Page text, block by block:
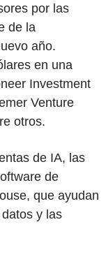
por las
de la
año.
en una
Investment
Venture
otros.
de IA, las
de
que ayudan
y las